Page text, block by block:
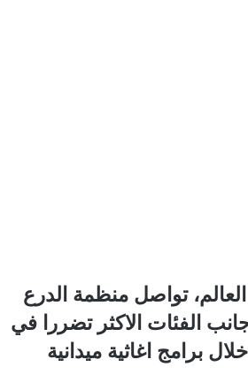
تواصل منظمة الدرع
جانب الفئات الاكثر تضررا في
برامج اغاثية ميدانية